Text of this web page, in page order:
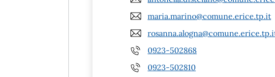
maria.marino@comune.erice.tp.it
0923-502868
0923-502810